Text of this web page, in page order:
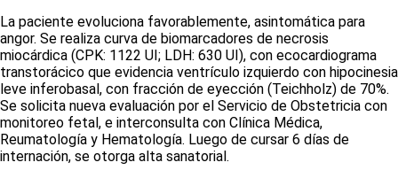
La paciente evoluciona favorablemente, asintomática para
angor. Se realiza curva de biomarcadores de necrosis
miocárdica (CPK: 1122 UI; LDH: 630 UI), con ecocardiograma
transtorácico que evidencia ventrículo izquierdo con hipocinesia
leve inferobasal, con fracción de eyección (Teichholz) de 70%.
Se solicita nueva evaluación por el Servicio de Obstetricia con
monitoreo fetal, e interconsulta con Clínica Médica,
Reumatología y Hematología. Luego de cursar 6 días de
internación, se otorga alta sanatorial.